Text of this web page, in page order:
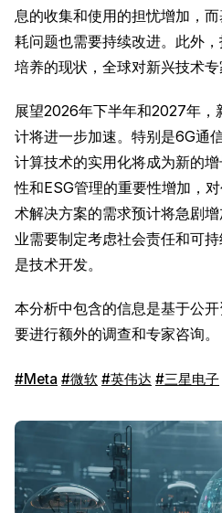
息的收集和使用的担忧增加，
耗问题也需要持续改进。此外
培养的现状，全球对新兴技术专
展望2026年下半年和2027年，
计将进一步加速。特别是6G通
计算技术的实用化将成为新的
性和ESG管理的重要性增加，
术解决方案的需求预计将急剧
业需要制定考虑社会责任和可
是技术开发。
本分析中包含的信息是基于公
要进行额外的调查和专家咨询。
#Meta #微软 #英伟达 #三星电子